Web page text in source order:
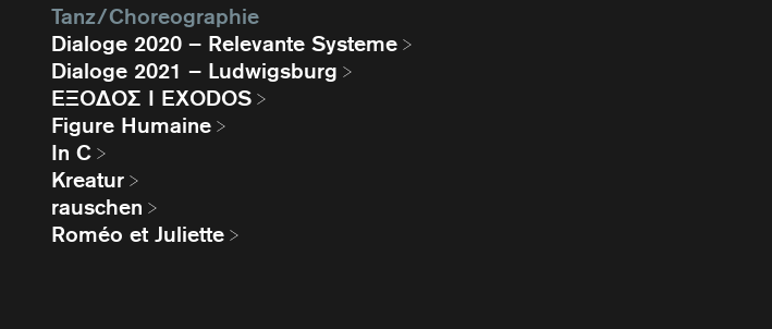
Tanz / Choreographie
Dialoge 2020 – Relevante Systeme
Dialoge 2021 – Ludwigsburg
EΞΟΔΟΣ I EXODOS
Figure Humaine
In C
Kreatur
rauschen
Roméo et Juliette